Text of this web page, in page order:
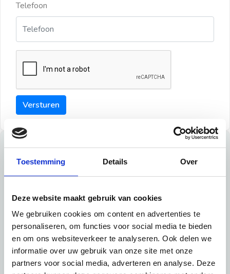
Toestemming Details Over
Deze website maakt gebruik van cookies
We gebruiken cookies om content en advertenties te
personaliseren, om functies voor social media te bieden
en om ons websiteverkeer te analyseren. Ook delen we
informatie over uw gebruik van onze site met onze
partners voor social media, adverteren en analyse. Deze
Telefoon
Versturen
Tips
Tip 1:
Schrijf een duidelijke introductie en geef de volgende
informatie mee:
Ben je student, werkachtig of werkzoekend